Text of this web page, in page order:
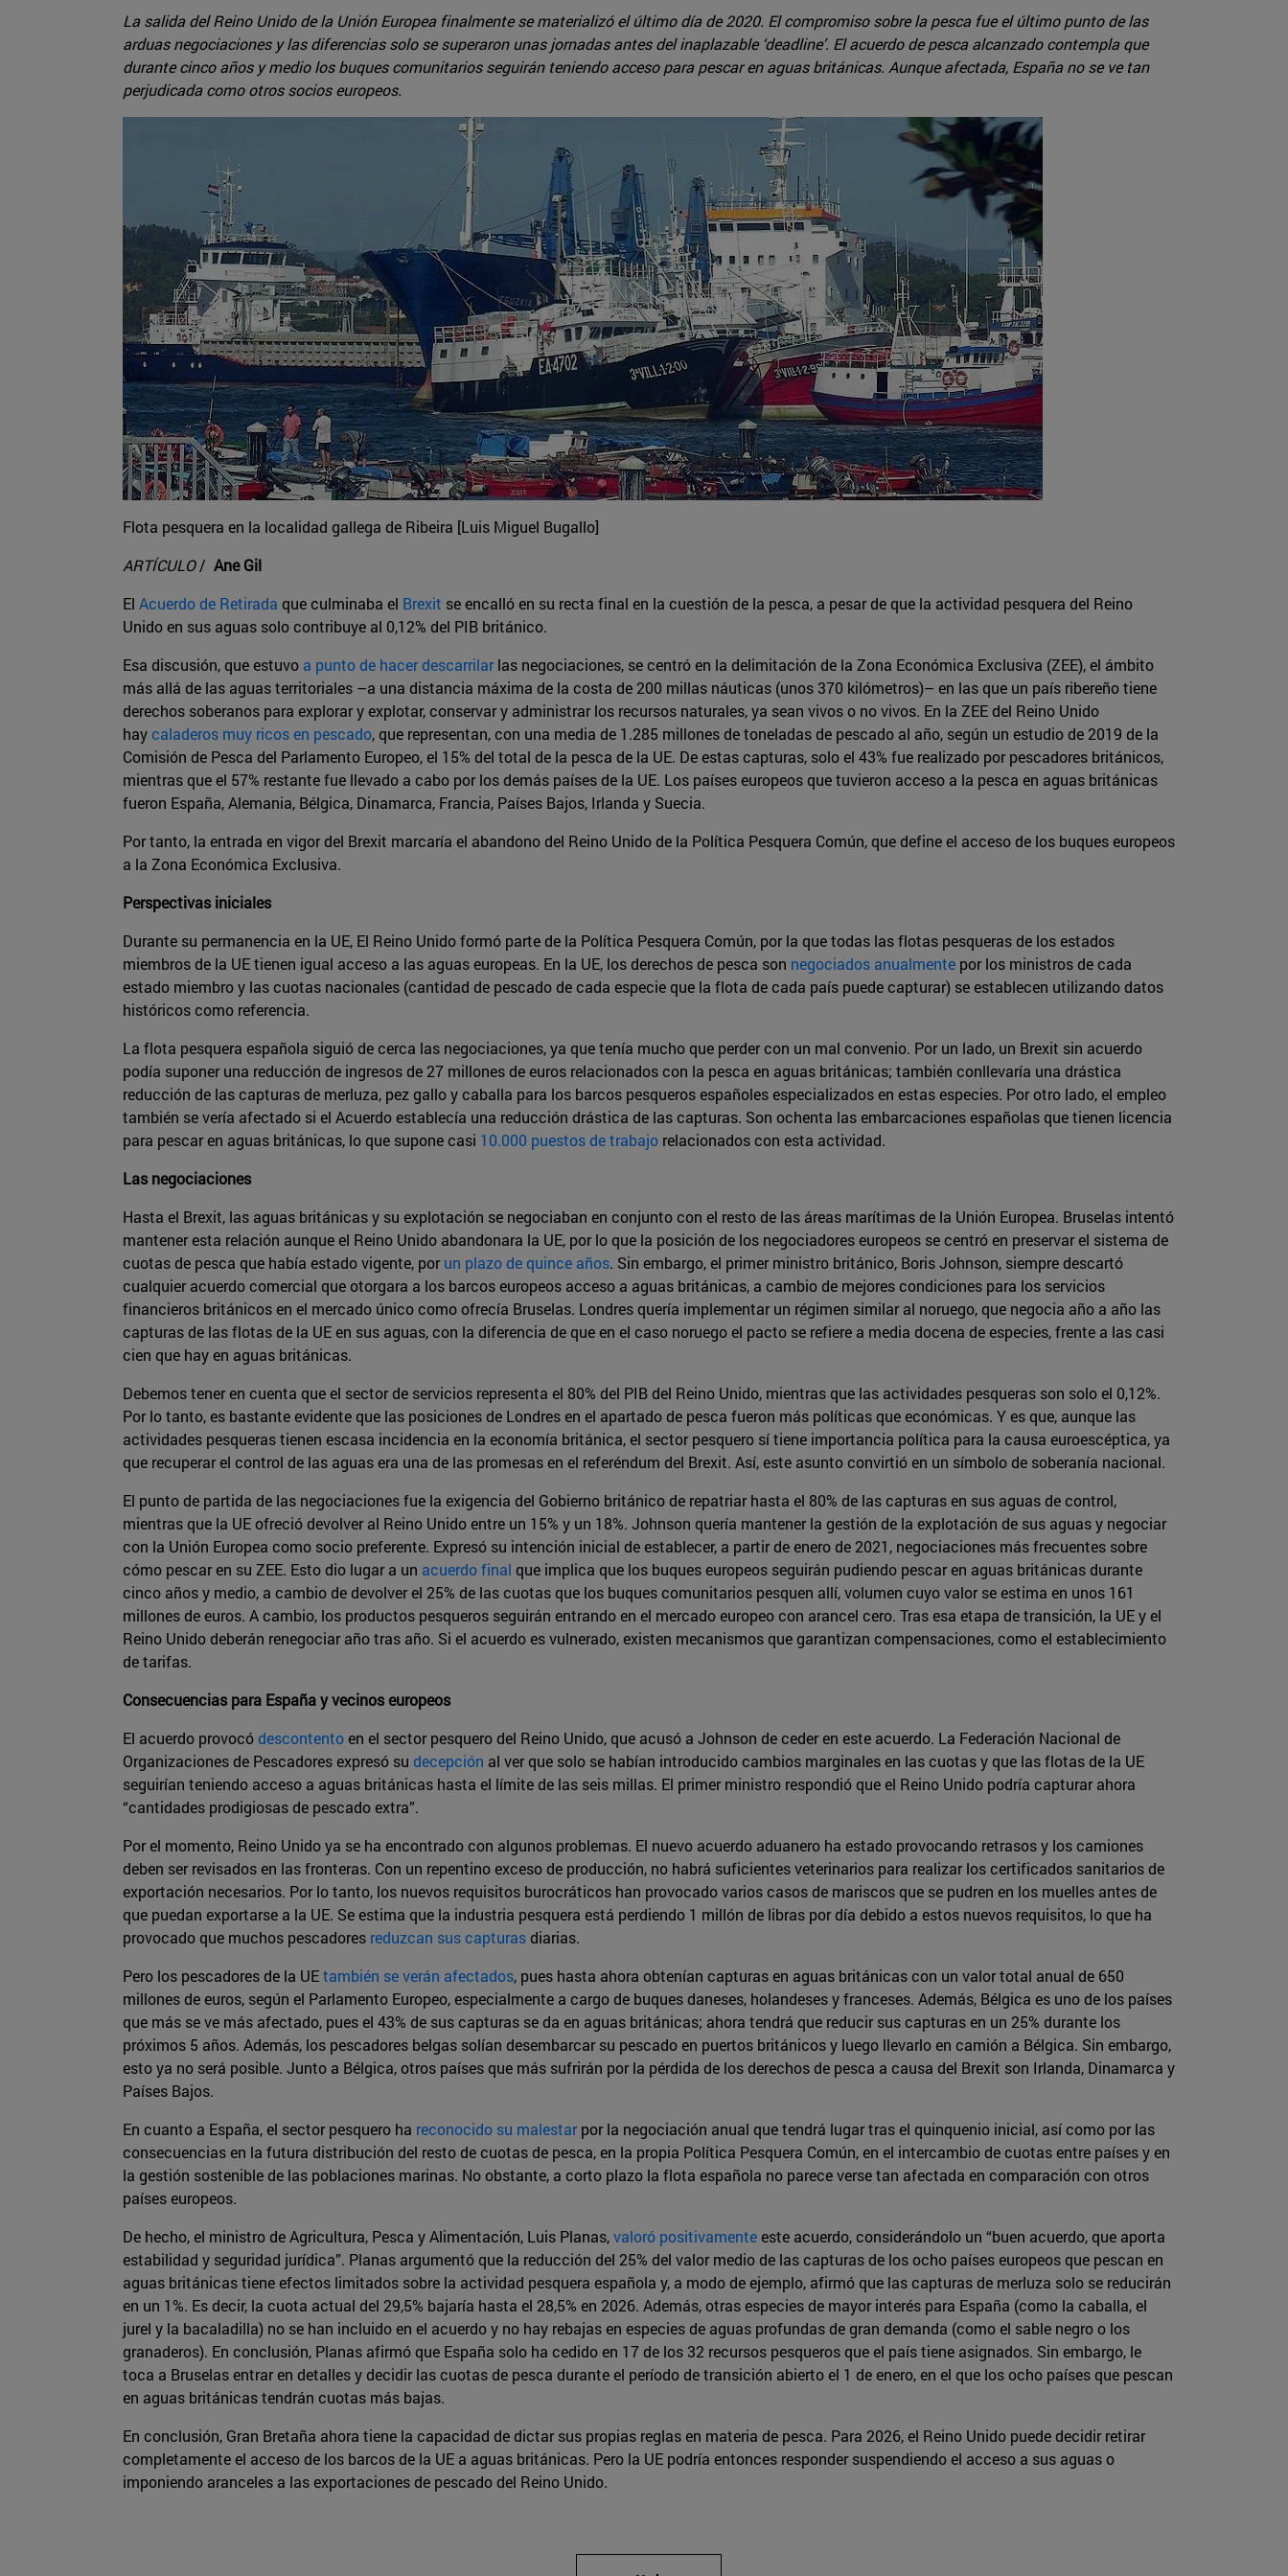
La salida del Reino Unido de la Unión Europea finalmente se materializó el último día de 2020. El compromiso sobre la pesca fue el último punto de las
arduas negociaciones y las diferencias solo se superaron unas jornadas antes del inaplazable ‘deadline’. El acuerdo de pesca alcanzado contempla que
durante cinco años y medio los buques comunitarios seguirán teniendo acceso para pescar en aguas británicas. Aunque afectada, España no se ve tan
perjudicada como otros socios europeos.
Flota pesquera en la localidad gallega de Ribeira [Luis Miguel Bugallo]
ARTÍCULO/ Ane Gil
El Acuerdo de Retirada que culminaba el Brexit se encalló en su recta final en la cuestión de la pesca, a pesar de que la actividad pesquera del Reino
Unido en sus aguas solo contribuye al 0,12% del PIB británico.
Esa discusión, que estuvo a punto de hacer descarrilarlas negociaciones, se centró en la delimitación de la Zona Económica Exclusiva (ZEE), el ámbito
más allá de las aguas territoriales –a una distancia máxima de la costa de 200 millas náuticas (unos 370 kilómetros)– en las que un país ribereño tiene
derechos soberanos para explorar y explotar, conservar y administrar los recursos naturales, ya sean vivos o no vivos. En la ZEE del Reino Unido
haycaladeros muy ricos en pescado, que representan, con una media de 1.285 millones de toneladas de pescado al año, según un estudio de 2019 de la
Comisión de Pesca del Parlamento Europeo, el 15% del total de la pesca de la UE. De estas capturas, solo el 43% fue realizado por pescadores británicos,
mientras que el 57% restante fue llevado a cabo por los demás países de la UE. Los países europeos que tuvieron acceso a la pesca en aguas británicas
fueron España, Alemania, Bélgica, Dinamarca, Francia, Países Bajos, Irlanda y Suecia.
Por tanto, la entrada en vigor del Brexit marcaría el abandono del Reino Unido de la Política Pesquera Común, que define el acceso de los buques europeos
a la Zona Económica Exclusiva.
Perspectivas iniciales
Durante su permanencia en la UE, El Reino Unido formó parte de la Política Pesquera Común, por la que todas las flotas pesqueras de los estados
miembros de la UE tienen igual acceso a las aguas europeas. En la UE, los derechos de pesca son negociados anualmente por los ministros de cada
estado miembro y las cuotas nacionales (cantidad de pescado de cada especie que la flota de cada país puede capturar) se establecen utilizando datos
históricos como referencia.
La flota pesquera española siguió de cerca las negociaciones, ya que tenía mucho que perder con un mal convenio. Por un lado, un Brexit sin acuerdo
podía suponer una reducción de ingresos de 27 millones de euros relacionados con la pesca en aguas británicas; también conllevaría una drástica
reducción de las capturas de merluza, pez gallo y caballa para los barcos pesqueros españoles especializados en estas especies. Por otro lado, el empleo
también se vería afectado si el Acuerdo establecía una reducción drástica de las capturas. Son ochenta las embarcaciones españolas que tienen licencia
para pescar en aguas británicas, lo que supone casi 10.000 puestos de trabajo relacionados con esta actividad.
Las negociaciones
Hasta el Brexit, las aguas británicas y su explotación se negociaban en conjunto con el resto de las áreas marítimas de la Unión Europea. Bruselas intentó
mantener esta relación aunque el Reino Unido abandonara la UE, por lo que la posición de los negociadores europeos se centró en preservar el sistema de
cuotas de pesca que había estado vigente, porun plazo de quince años. Sin embargo, el primer ministro británico, Boris Johnson, siempre descartó
cualquier acuerdo comercial que otorgara a los barcos europeos acceso a aguas británicas, a cambio de mejores condiciones para los servicios
financieros británicos en el mercado único como ofrecía Bruselas. Londres quería implementar un régimen similar al noruego, que negocia año a año las
capturas de las flotas de la UE en sus aguas, con la diferencia de que en el caso noruego el pacto se refiere a media docena de especies, frente a las casi
cien que hay en aguas británicas.
Debemos tener en cuenta que el sector de servicios representa el 80% del PIB del Reino Unido, mientras que las actividades pesqueras son solo el 0,12%.
Por lo tanto, es bastante evidente que las posiciones de Londres en el apartado de pesca fueron más políticas que económicas. Y es que, aunque las
actividades pesqueras tienen escasa incidencia en la economía británica, el sector pesquero sí tiene importancia política para la causa euroescéptica, ya
que recuperar el control de las aguas era una de las promesas en el referéndum del Brexit. Así, este asunto convirtió en un símbolo de soberanía nacional.
El punto de partida de las negociaciones fue la exigencia del Gobierno británico de repatriar hasta el 80% de las capturas en sus aguas de control,
mientras que la UE ofreció devolver al Reino Unido entre un 15% y un 18%. Johnson quería mantener la gestión de la explotación de sus aguas y negociar
con la Unión Europea como socio preferente. Expresó su intención inicial de establecer, a partir de enero de 2021, negociaciones más frecuentes sobre
cómo pescar en su ZEE. Esto dio lugar a un acuerdo final que implica que los buques europeos seguirán pudiendo pescar en aguas británicas durante
cinco años y medio, a cambio de devolver el 25% de las cuotas que los buques comunitarios pesquen allí, volumen cuyo valor se estima en unos 161
millones de euros. A cambio, los productos pesqueros seguirán entrando en el mercado europeo con arancel cero. Tras esa etapa de transición, la UE y el
Reino Unido deberán renegociar año tras año. Si el acuerdo es vulnerado, existen mecanismos que garantizan compensaciones, como el establecimiento
de tarifas.
Consecuencias para España y vecinos europeos
El acuerdo provocódescontentoen el sector pesquero del Reino Unido, que acusó a Johnson de ceder en este acuerdo. La Federación Nacional de
Organizaciones de Pescadores expresó su decepción al ver que solo se habían introducido cambios marginales en las cuotas y que las flotas de la UE
seguirían teniendo acceso a aguas británicas hasta el límite de las seis millas. El primer ministro respondió que el Reino Unido podría capturar ahora
“cantidades prodigiosas de pescado extra”.
Por el momento, Reino Unido ya se ha encontrado con algunos problemas. El nuevo acuerdo aduanero ha estado provocando retrasos y los camiones
deben ser revisados en las fronteras. Con un repentino exceso de producción, no habrá suficientes veterinarios para realizar los certificados sanitarios de
exportación necesarios. Por lo tanto, los nuevos requisitos burocráticos han provocado varios casos de mariscos que se pudren en los muelles antes de
que puedan exportarse a la UE. Se estima que la industria pesquera está perdiendo 1 millón de libras por día debido a estos nuevos requisitos, lo que ha
provocado que muchos pescadores reduzcan sus capturasdiarias.
Pero los pescadores de la UEtambién se verán afectados, pues hasta ahora obtenían capturas en aguas británicas con un valor total anual de 650
millones de euros, según el Parlamento Europeo, especialmente a cargo de buques daneses, holandeses y franceses. Además, Bélgica es uno de los países
que más se ve más afectado, pues el 43% de sus capturas se da en aguas británicas; ahora tendrá que reducir sus capturas en un 25% durante los
próximos 5 años. Además, los pescadores belgas solían desembarcar su pescado en puertos británicos y luego llevarlo en camión a Bélgica. Sin embargo,
esto ya no será posible. Junto a Bélgica, otros países que más sufrirán por la pérdida de los derechos de pesca a causa del Brexit son Irlanda, Dinamarca y
Países Bajos.
En cuanto a España, el sector pesquero ha reconocido su malestarpor la negociación anual que tendrá lugar tras el quinquenio inicial, así como por las
consecuencias en la futura distribución del resto de cuotas de pesca, en la propia Política Pesquera Común, en el intercambio de cuotas entre países y en
la gestión sostenible de las poblaciones marinas. No obstante, a corto plazo la flota española no parece verse tan afectada en comparación con otros
países europeos.
De hecho, el ministro de Agricultura, Pesca y Alimentación, Luis Planas,valoró positivamenteeste acuerdo, considerándolo un “buen acuerdo, que aporta
estabilidad y seguridad jurídica”. Planas argumentó que la reducción del 25% del valor medio de las capturas de los ocho países europeos que pescan en
aguas británicas tiene efectos limitados sobre la actividad pesquera española y, a modo de ejemplo, afirmó que las capturas de merluza solo se reducirán
en un 1%. Es decir, la cuota actual del 29,5% bajaría hasta el 28,5% en 2026. Además, otras especies de mayor interés para España (como la caballa, el
jurel y la bacaladilla) no se han incluido en el acuerdo y no hay rebajas en especies de aguas profundas de gran demanda (como el sable negro o los
granaderos). En conclusión, Planas afirmó que España solo ha cedido en 17 de los 32 recursos pesqueros que el país tiene asignados. Sin embargo, le
toca a Bruselas entrar en detalles y decidir las cuotas de pesca durante el período de transición abierto el 1 de enero, en el que los ocho países que pescan
en aguas británicas tendrán cuotas más bajas.
En conclusión, Gran Bretaña ahora tiene la capacidad de dictar sus propias reglas en materia de pesca. Para 2026, el Reino Unido puede decidir retirar
completamente el acceso de los barcos de la UE a aguas británicas. Pero la UE podría entonces responder suspendiendo el acceso a sus aguas o
imponiendo aranceles a las exportaciones de pescado del Reino Unido.